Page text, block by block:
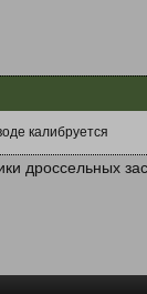
калибруется
дроссельных